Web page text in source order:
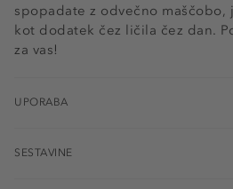
spopadate z odvečno
kot dodatek čez ličila čez dan.
za vas!
UPORABA
SESTAVINE